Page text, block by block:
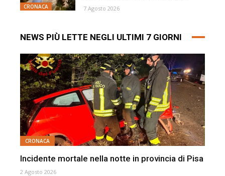
CRONACA 7 Agosto 2026
NEWS PIÙ LETTE NEGLI ULTIMI 7 GIORNI
CRONACA
Incidente mortale nella notte in provincia di Pisa
2 Agosto 2026